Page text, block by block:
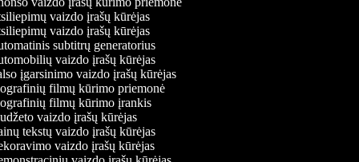
vaizdo įrašų kūrėjas
vaizdo įrašų kūrėjas
subtitrų generatorius
vaizdo įrašų kūrėjas
įgarsinimo vaizdo įrašų kūrėjas
filmų kūrimo priemonė
filmų kūrimo įrankis
vaizdo įrašų kūrėjas
tekstų vaizdo įrašų kūrėjas
vaizdo įrašų kūrėjas